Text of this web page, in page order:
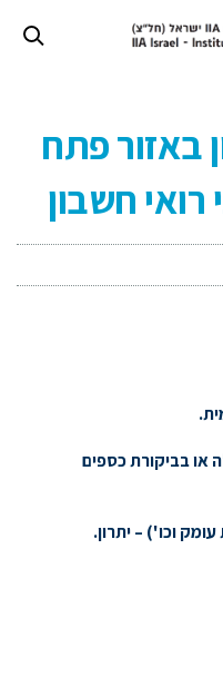
באזור פתח
רואי חשבון
או בביקורת כספים
וכו') – יתרון.